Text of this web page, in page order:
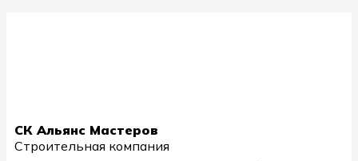
СК Альянс Мастеров
Строительная компания